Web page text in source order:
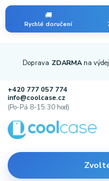
🚚
Rychlé doručení
Doprava ZDARMA na
+420 777 057 774
info@coolcase.cz
(Po-Pá 8-15:30 hod)